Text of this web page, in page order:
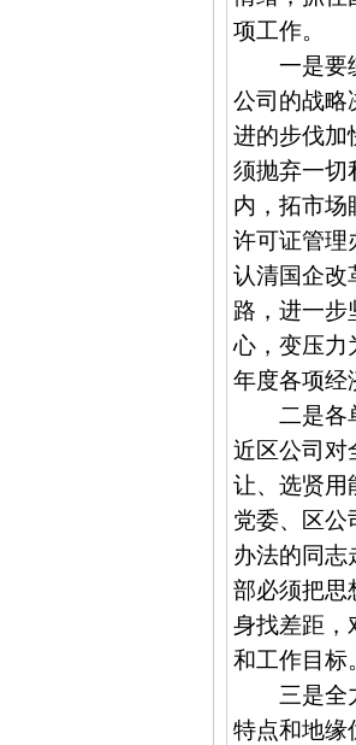
项工作。
一是要
公司的战略
进的步伐加
须抛弃一切
内，拓市场
许可证管理
认清国企改
路，进一步
心，变压力
年度各项经
二是各
近区公司对
让、选贤用
党委、区公
办法的同志
部必须把思
身找差距，
和工作目标
三是全
特点和地缘